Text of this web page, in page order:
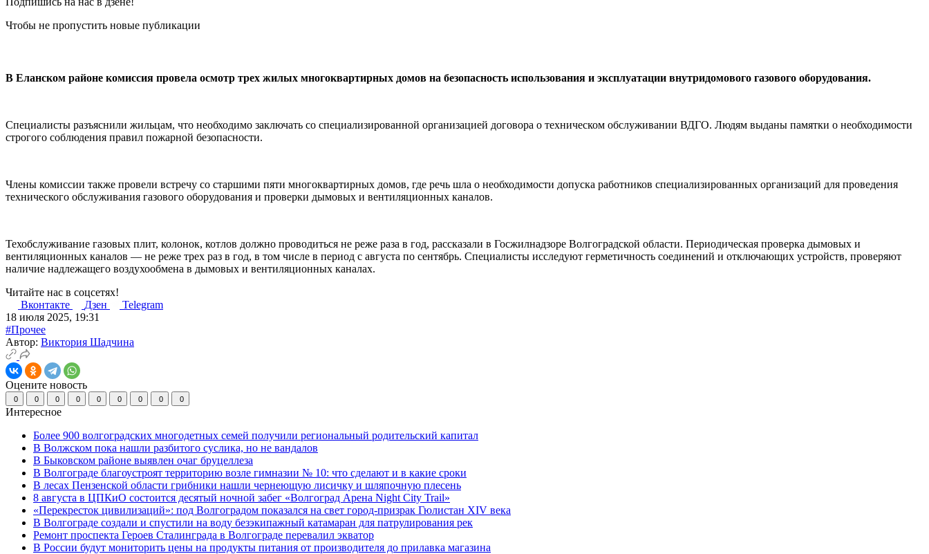
Чтобы не пропустить новые публикации
В Еланском районе комиссия провела осмотр трех жилых многоквартирных домов на безопасность использования и эксплуатации внутридомового газового оборудования.
Специалисты разъяснили жильцам, что необходимо заключать со специализированной организацией договора о техническом обслуживании ВДГО. Людям выданы памятки о необходимости
строгого соблюдения правил пожарной безопасности.
Члены комиссии также провели встречу со старшими пяти многоквартирных домов, где речь шла о необходимости допуска работников специализированных организаций для проведения
технического обслуживания газового оборудования и проверки дымовых и вентиляционных каналов.
Техобслуживание газовых плит, колонок, котлов должно проводиться не реже раза в год, рассказали в Госжилнадзоре Волгоградской области. Периодическая проверка дымовых и
вентиляционных каналов — не реже трех раз в год, в том числе в период с августа по сентябрь. Специалисты исследуют герметичность соединений и отключающих устройств, проверяют
наличие надлежащего воздухообмена в дымовых и вентиляционных каналах.
Читайте нас в соцсетях!
Вконтакте
Дзен
Telegram
18 июля 2025, 19:31
#Прочее
Автор: Виктория Шадчина
Оцените новость
0 0 0 0 0 0 0 0 0
Интересное
Более 900 волгоградских многодетных семей получили региональный родительский капитал
В Волжском пока нашли разбитого суслика, но не вандалов
В Быковском районе выявлен очаг бруцеллеза
В Волгограде благоустроят территорию возле гимназии № 10: что сделают и в какие сроки
В лесах Пензенской области грибники нашли чернеющую лисичку и шляпочную плесень
8 августа в ЦПКиО состоится десятый ночной забег «Волгоград Арена Night City Trail»
«Перекресток цивилизаций»: под Волгоградом показался на свет город-призрак Гюлистан XIV века
В Волгограде создали и спустили на воду безэкипажный катамаран для патрулирования рек
Ремонт проспекта Героев Сталинграда в Волгограде перевалил экватор
В России будут мониторить цены на продукты питания от производителя до прилавка магазина